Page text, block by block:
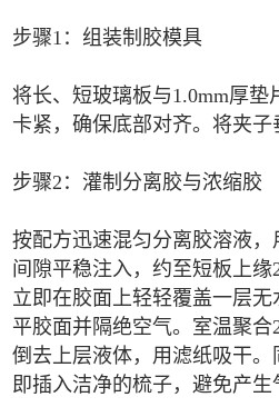
步骤1：组装制胶模具
将长、短玻璃板与1.0mm厚垫
卡紧，确保底部对齐。将夹子
步骤2：灌制分离胶与浓缩胶
按配方迅速混匀分离胶溶液，
间隙平稳注入，约至短板上缘
立即在胶面上轻轻覆盖一层
平胶面并隔绝空气。室温聚合
倒去上层液体，用滤纸吸干
即插入洁净的梳子，避免产生